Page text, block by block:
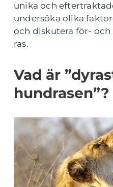
unika och
undersöka olika
och diskutera för-
ras.
Vad är
hundrasen”?